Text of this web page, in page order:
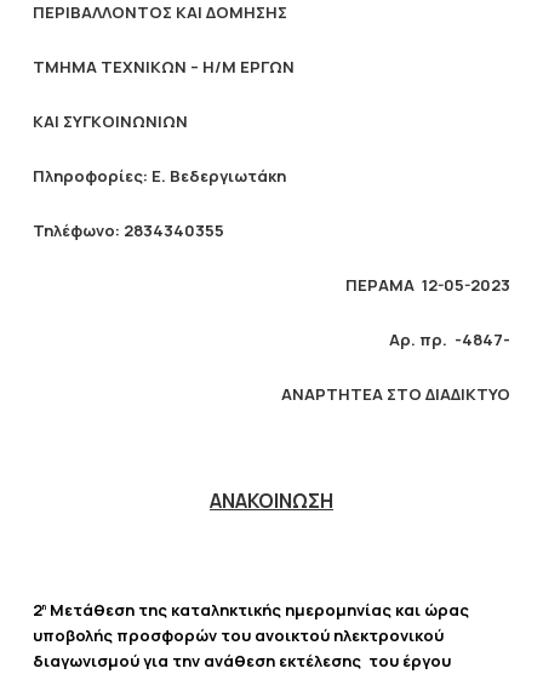
ΠΕΡΙΒΑΛΛΟΝΤΟΣ ΚΑΙ ΔΟΜΗΣΗΣ
ΤΜΗΜΑ ΤΕΧΝΙΚΩΝ – Η/Μ ΕΡΓΩΝ
ΚΑΙ ΣΥΓΚΟΙΝΩΝΙΩΝ
Πληροφορίες: Ε. Βεδεργιωτάκη
Τηλέφωνο: 2834340355
ΠΕΡΑΜΑ 12-05-2023
Αρ. πρ. -4847-
ΑΝΑΡΤΗΤΕΑ ΣΤΟ ΔΙΑΔΙΚΤΥΟ
ΑΝΑΚΟΙΝΩΣΗ
2ηΜετάθεση της καταληκτικής ημερομηνίας και ώρας
υποβολής προσφορών του ανοικτού ηλεκτρονικού
διαγωνισμού για την ανάθεση εκτέλεσης του έργου